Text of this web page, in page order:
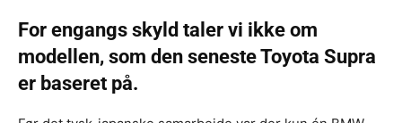
For engangs skyld taler vi ikke om
modellen, som den seneste Toyota Supra
er baseret på.